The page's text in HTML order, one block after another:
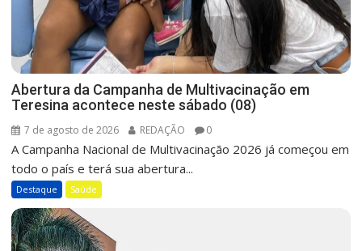
Abertura da Campanha de Multivacinação em
Teresina acontece neste sábado (08)
7 de agosto de 2026 REDAÇÃO 0
A Campanha Nacional de Multivacinação 2026 já começou em
todo o país e terá sua abertura...
Destaque Saúde